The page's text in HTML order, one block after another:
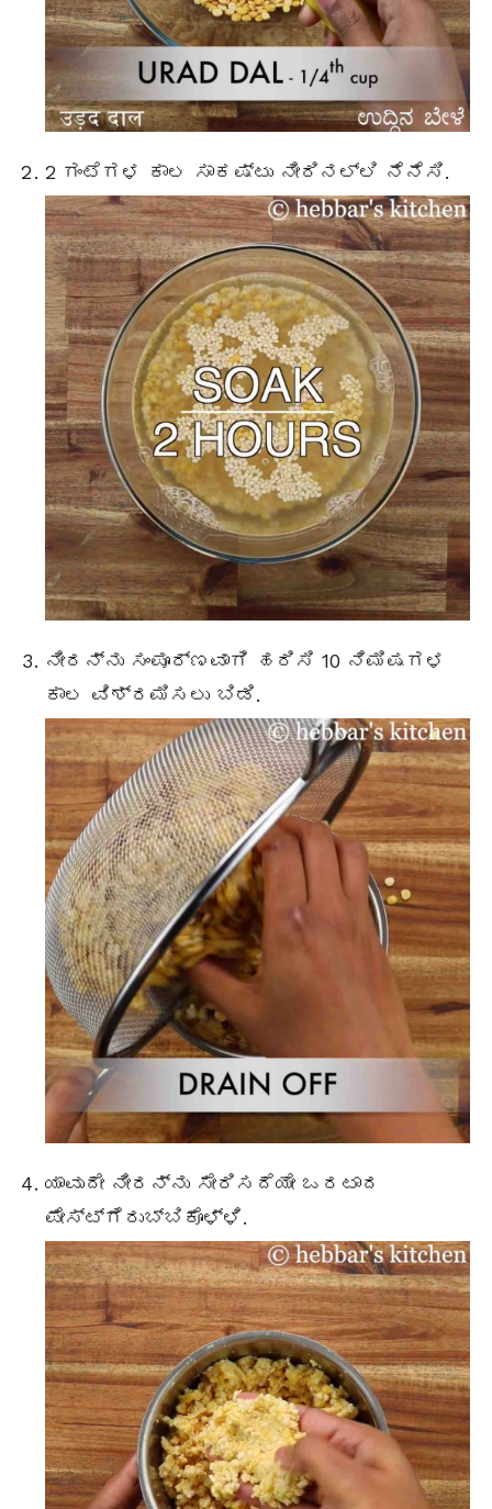
2 ಗಂಟೆಗಳ ಕಾಲ ಸಾಕಷ್ಟು ನೀರಿನಲ್ಲಿ ನೆನೆಸಿ.
ನೀರನ್ನು ಸಂಪೂರ್ಣವಾಗಿ ಹರಿಸಿ 10 ನಿಮಿಷಗಳ
ಕಾಲ ವಿಶ್ರಮಿಸಲು ಬಿಡಿ.
ಯಾವುದೇ ನೀರನ್ನು ಸೇರಿಸದೆಯೇ ಒರಟಾದ
ಪೇಸ್ಟ್ಗೆರುಬ್ಬಿಕೊಳ್ಳಿ.